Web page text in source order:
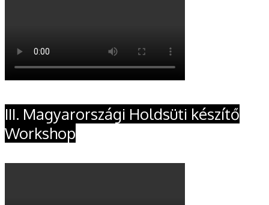
III. Magyarországi Holdsüti készítő
Workshop